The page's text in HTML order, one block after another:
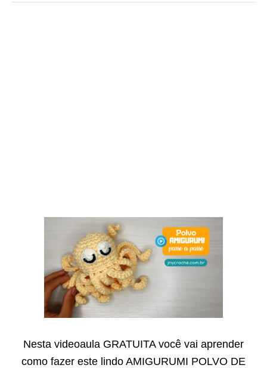
Nesta videoaula GRATUITA você vai aprender
como fazer este lindo AMIGURUMI POLVO DE